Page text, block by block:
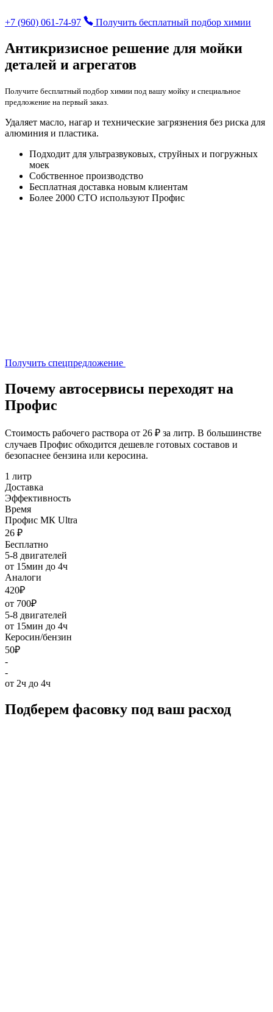
+7 (960) 061-74-97 Получить бесплатный подбор химии
Антикризисное решение для мойки
деталей и агрегатов
Получите бесплатный подбор химии под вашу мойку и специальное
предложение на первый заказ.
Удаляет масло, нагар и технические загрязнения без риска для
алюминия и пластика.
Подходит для ультразвуковых, струйных и погружных
моек
Собственное производство
Бесплатная доставка новым клиентам
Более 2000 СТО используют Профис
Получить спецпредложение
Почему автосервисы переходят на
Профис
Стоимость рабочего раствора от 26 ₽ за литр. В большинстве
случаев Профис обходится дешевле готовых составов и
безопаснее бензина или керосина.
1 литр
Доставка
Эффективность
Время
Профис МК Ultra
26 ₽
Бесплатно
5-8 двигателей
от 15мин до 4ч
Аналоги
420₽
от 700₽
5-8 двигателей
от 15мин до 4ч
Керосин/бензин
50₽
-
-
от 2ч до 4ч
Подберем фасовку под ваш расход